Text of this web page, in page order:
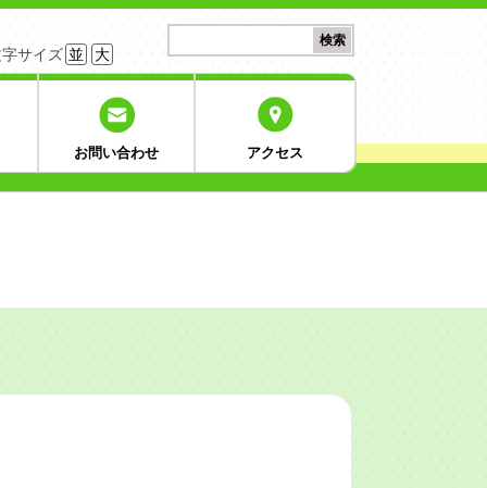
サイズ 並 大
検索
お問い合わせ アクセス